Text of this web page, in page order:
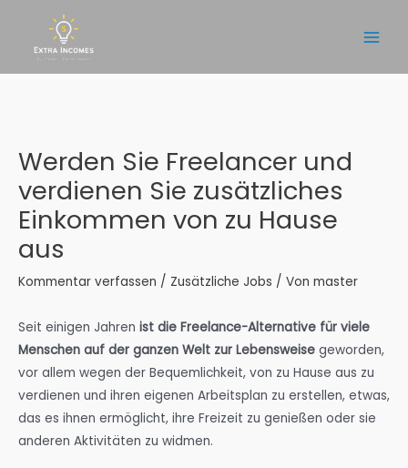
springen
Werden Sie Freelancer und
verdienen Sie zusätzliches
Einkommen von zu Hause
aus
Kommentar verfassen / Zusätzliche Jobs / Von master
Seit einigen Jahren ist die Freelance-Alternative für viele
Menschen auf der ganzen Welt zur Lebensweise geworden,
vor allem wegen der Bequemlichkeit, von zu Hause aus zu
verdienen und ihren eigenen Arbeitsplan zu erstellen, etwas,
das es ihnen ermöglicht, ihre Freizeit zu genießen oder sie
anderen Aktivitäten zu widmen.